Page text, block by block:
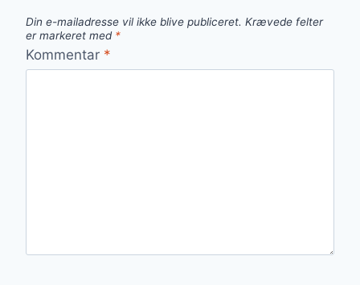
Din e-mailadresse vil ikke blive publiceret. Krævede felter
er markeret med *
Kommentar *